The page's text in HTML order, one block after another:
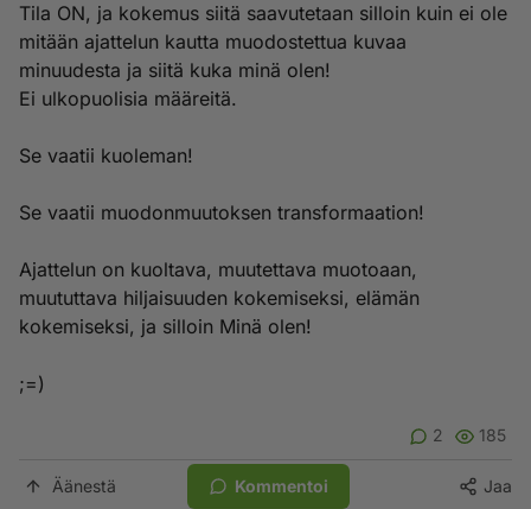
Tila ON, ja kokemus siitä saavutetaan silloin kuin ei ole
mitään ajattelun kautta muodostettua kuvaa
minuudesta ja siitä kuka minä olen!
Ei ulkopuolisia määreitä.
Se vaatii kuoleman!
Se vaatii muodonmuutoksen transformaation!
Ajattelun on kuoltava, muutettava muotoaan,
muututtava hiljaisuuden kokemiseksi, elämän
kokemiseksi, ja silloin Minä olen!
;=)
2 185
Äänestä Kommentoi Jaa